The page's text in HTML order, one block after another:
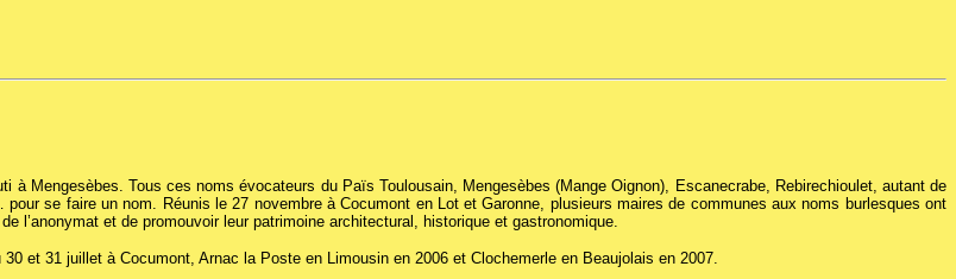
à Mengesèbes. Tous ces noms évocateurs du Païs Toulousain, Mengesèbes (Mange Oignon), Escanecrabe, Rebirechioulet, autant de
se faire un nom. Réunis le 27 novembre à Cocumont en Lot et Garonne, plusieurs maires de communes aux noms burlesques ont
l’anonymat et de promouvoir leur patrimoine architectural, historique et gastronomique.
et 31 juillet à Cocumont, Arnac la Poste en Limousin en 2006 et Clochemerle en Beaujolais en 2007.